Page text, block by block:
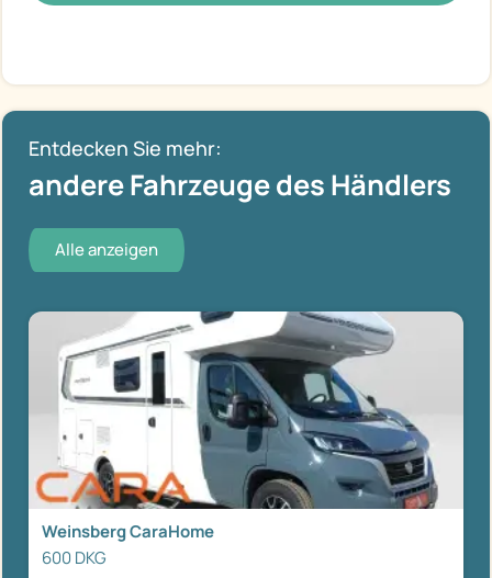
Entdecken Sie mehr:
andere Fahrzeuge des Händlers
Alle anzeigen
Weinsberg CaraHome
600 DKG